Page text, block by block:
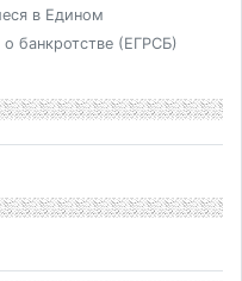
в Едином
о банкротстве (ЕГРСБ)